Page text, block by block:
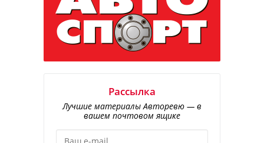
Рассылка
Лучшие материалы Авторевю — в
вашем почтовом ящике